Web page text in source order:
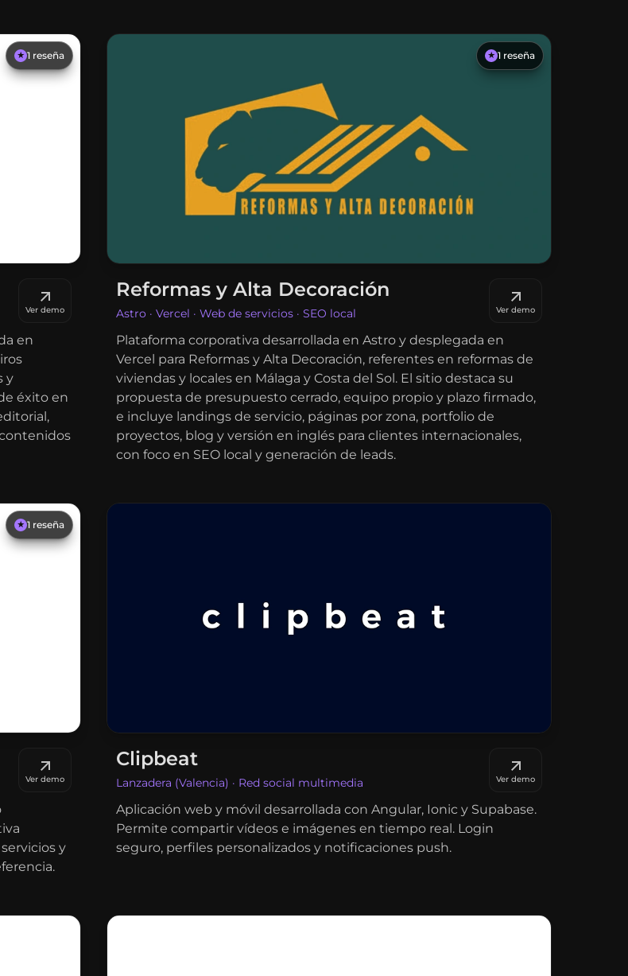
★ 1 reseña
Ver demo
en
y
éxito en
★ 1 reseña
Reformas y Alta Decoración
Astro · Vercel · Web de servicios · SEO local Ver demo
Plataforma corporativa desarrollada en Astro y desplegada en
Vercel para Reformas y Alta Decoración, referentes en reformas de
viviendas y locales en Málaga y Costa del Sol. El sitio destaca su
propuesta de presupuesto cerrado, equipo propio y plazo firmado,
e incluye landings de servicio, páginas por zona, portfolio de
proyectos, blog y versión en inglés para clientes internacionales,
con foco en SEO local y generación de leads.
★ 1 reseña
Ver demo
y
Clipbeat
Lanzadera (Valencia) · Red social multimedia Ver demo
Aplicación web y móvil desarrollada con Angular, Ionic y Supabase.
Permite compartir vídeos e imágenes en tiempo real. Login
seguro, perfiles personalizados y notificaciones push.